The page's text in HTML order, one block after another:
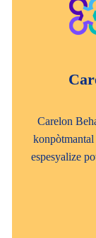
Carelon
espesyalize